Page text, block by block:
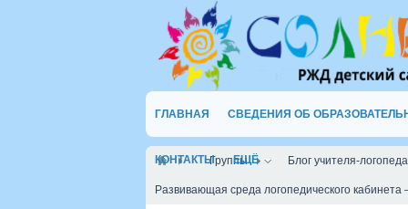
ГЛАВНАЯ СВЕДЕНИЯ ОБ
КОНТАКТЫ ЕЩЁ
Группы Блог учителя-
Развивающая среда логопедического